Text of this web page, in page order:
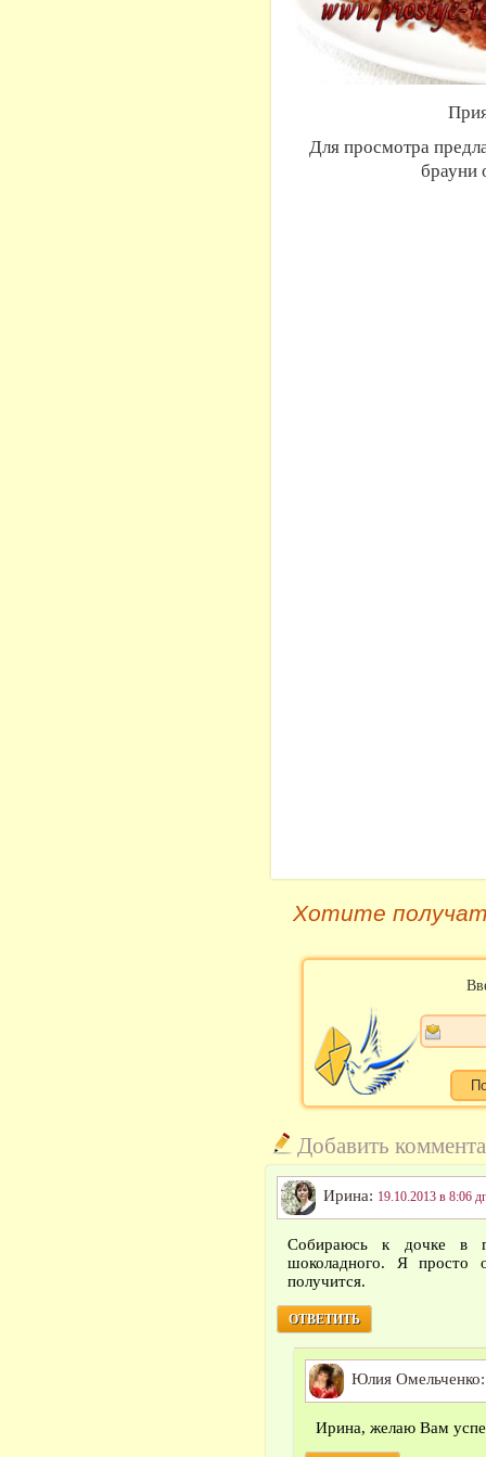
Для просмотра
брауни
Хотите
Добавить
Ирина: 19.10.2013 в 8:06
Собираюсь к дочке в
шоколадного. Я просто
получится.
ОТВЕТИТЬ
Юлия
Ирина, желаю Вам